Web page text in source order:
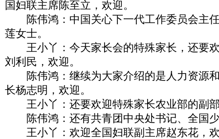
国妇联主席陈至立，欢迎。
陈伟鸿：中国关心下一代工作委员会主
莲女士。
王小丫：今天家长会的特殊家长，还要
刘利民，欢迎。
陈伟鸿：继续为大家介绍的是人力资源
长杨志明，欢迎。
王小丫：还要欢迎特殊家长农业部的副
陈伟鸿：还有共青团中央处书记、全国
王小丫：欢迎全国妇联副主席赵东花，